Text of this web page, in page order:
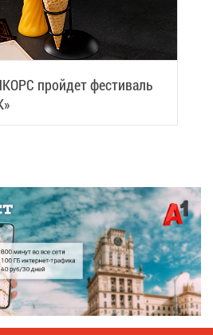
прой­дет фе­сти­валь